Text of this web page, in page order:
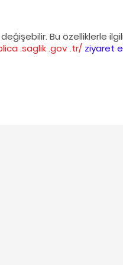
Bu özelliklerle
.saglik .gov .tr/ ziyaret